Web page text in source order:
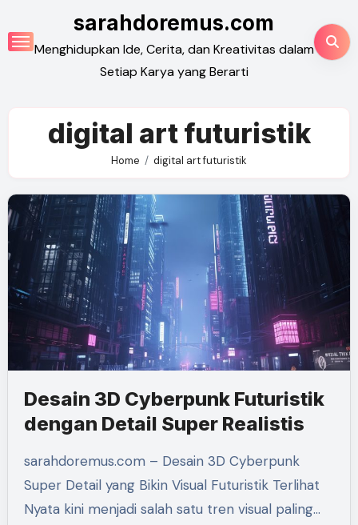
to
content
sarahdoremus.com
Menghidupkan Ide, Cerita, dan Kreativitas dalam
Setiap Karya yang Berarti
digital art futuristik
Home digital art futuristik
Desain 3D Cyberpunk Futuristik
dengan Detail Super Realistis
sarahdoremus.com – Desain 3D Cyberpunk
Super Detail yang Bikin Visual Futuristik Terlihat
Nyata kini menjadi salah satu tren visual paling…